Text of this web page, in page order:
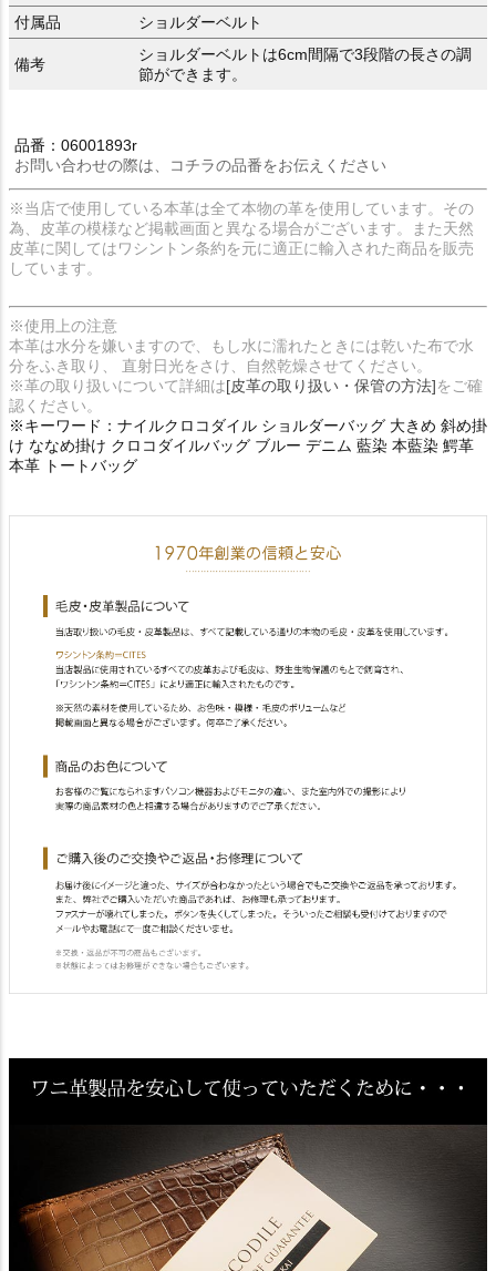
付属品
ショルダーベルト
備考
ショルダーベルトは6cm間隔で3段階の長さの調
節ができます。
品番：06001893r
お問い合わせの際は、コチラの品番をお伝えください
※当店で使用している本革は全て本物の革を使用しています。その
為、皮革の模様など掲載画面と異なる場合がございます。また天然
皮革に関してはワシントン条約を元に適正に輸入された商品を販売
しています。
※使用上の注意
本革は水分を嫌いますので、もし水に濡れたときには乾いた布で水
分をふき取り、 直射日光をさけ、自然乾燥させてください。
※革の取り扱いについて詳細は[皮革の取り扱い・保管の方法]をご確
認ください。
※キーワード：ナイルクロコダイル ショルダーバッグ 大きめ 斜め掛
け ななめ掛け クロコダイルバッグ ブルー デニム 藍染 本藍染 鰐革
本革 トートバッグ